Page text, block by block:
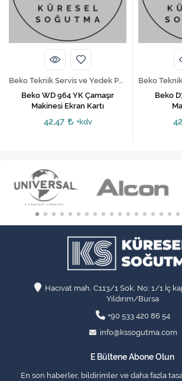
Beko Teknik Servis ve Yedek Parça Hizmetleri
Beko WD 964 YK Çamaşır
Makinesi Ekran Kartı
42,47 +kdv
Beko
Hacıvat mah. C113/1 Sok. No: 1/1 İç
Yıldırım/Bursa
+90 533 420 86 54
info@kssogutma.com
E Bültene Abone Olun
En son haberler, bildirimler ve daha fazla